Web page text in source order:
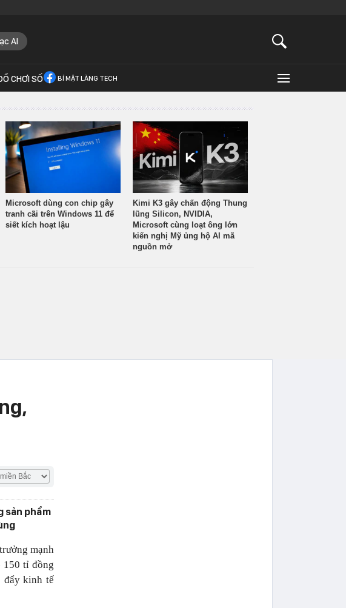
AI
CHƠI SỐ BÍ MẬT LÀNG TECH
Microsoft dùng con chip gây
tranh cãi trên Windows 11 để
siết kích hoạt lậu
Kimi K3 gây chấn động Thung
lũng Silicon, NVIDIA,
Microsoft cùng loạt ông lớn
kiến nghị Mỹ ủng hộ AI mã
nguồn mở
sản phẩm
mạnh
150 tỉ đồng
đẩy kinh tế